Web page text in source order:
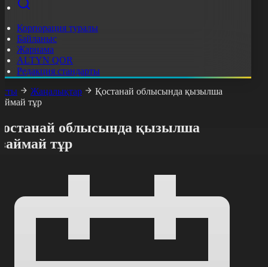
Корпорация туралы
Байланыс
Жарнама
ALTYN QOR
Редакция стандарты
Жаңалықтар
Қостанай облысында қызылша
тұр
облысында қызылша
тұр